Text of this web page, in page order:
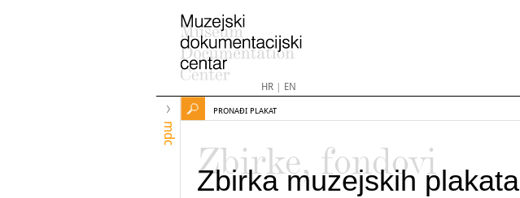
HR| EN
mdc
PRONAĐI PLAKAT
Zbirke, fondovi
Zbirka muzejskih plakata